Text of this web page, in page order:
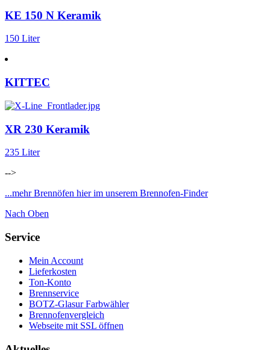
KE 150 N Keramik
150 Liter
KITTEC
XR 230 Keramik
235 Liter
-->
...mehr Brennöfen hier im unserem Brennofen-Finder
Nach Oben
Service
Mein Account
Lieferkosten
Ton-Konto
Brennservice
BOTZ-Glasur Farbwähler
Brennofenvergleich
Webseite mit SSL öffnen